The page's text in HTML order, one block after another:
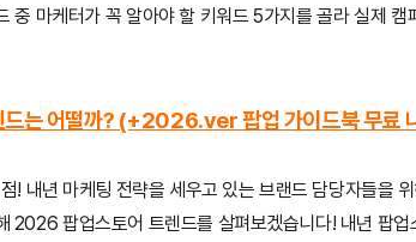
중 마케터가 꼭 알아야 할 키워드 5가지를 골라 실제
는 어떨까? (+2026.ver 팝업 가이드북 무료
! 내년 마케팅 전략을 세우고 있는 브랜드 담당자들을
2026 팝업스토어 트렌드를 살펴보겠습니다! 내년 팝